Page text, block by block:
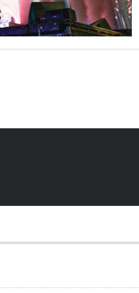
Com taxas
Com taxas